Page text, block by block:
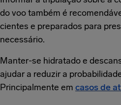
do voo também é
cientes e preparados para
necessário.
Manter-se hidratado e
ajudar a reduzir a
Principalmente em casos de